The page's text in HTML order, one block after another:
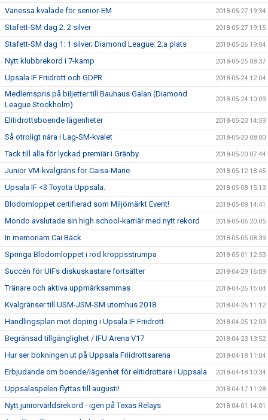
Vanessa kvalade för senior-EM 2018-05-27 19:34
Stafett-SM dag 2: 2 silver 2018-05-27 19:15
Stafett-SM dag 1: 1 silver; Diamond League: 2:a plats 2018-05-26 19:04
Nytt klubbrekord i 7-kamp 2018-05-25 08:37
Upsala IF Friidrott och GDPR 2018-05-24 12:04
Medlemspris på biljetter till Bauhaus Galan (Diamond
League Stockholm)
2018-05-24 10:09
Elitidrottsboende lägenheter 2018-05-23 14:59
Så otroligt nära i Lag-SM-kvalet 2018-05-20 08:00
Tack till alla för lyckad premiär i Gränby 2018-05-20 07:44
Junior VM-kvalgräns för Caisa-Marie 2018-05-12 18:45
Upsala IF <3 Toyota Uppsala. 2018-05-08 15:13
Blodomloppet certifierad som Miljömärkt Event! 2018-05-08 14:41
Mondo avslutade sin high school-karriär med nytt rekord 2018-05-06 20:05
In memoriam Cai Bäck 2018-05-05 08:39
Springa Blodomloppet i röd kroppsstrumpa 2018-05-01 12:53
Succén för UIFs diskuskastare fortsätter 2018-04-29 16:09
Tränare och aktiva uppmärksammas 2018-04-26 15:04
Kvalgränser till USM-JSM-SM utomhus 2018 2018-04-26 11:12
Handlingsplan mot doping i Upsala IF Friidrott 2018-04-25 12:03
Begränsad tillgänglighet / IFU Arena V17 2018-04-23 13:52
Hur ser bokningen ut på Uppsala Friidrottsarena 2018-04-18 11:04
Erbjudande om boende/lägenhet för elitidrottare i Uppsala 2018-04-18 10:34
Uppsalaspelen flyttas till augusti! 2018-04-17 11:28
Nytt juniorvärldsrekord - igen på Texas Relays 2018-04-01 14:01